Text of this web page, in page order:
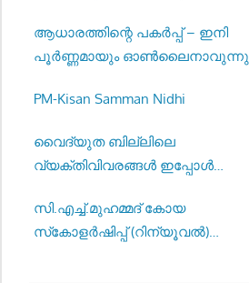
ആധാരത്തിന്റെ പകർപ്പ് – ഇനി
പൂർണ്ണമായും ഓൺലൈനാവുന്നു
PM-Kisan Samman Nidhi
വൈദ്യുത ബില്ലിലെ
വ്യക്തിവിവരങ്ങൾ ഇപ്പോൾ
സി.എച്ച്.മുഹമ്മദ് കോയ
സ്‌കോളർഷിപ്പ് (റിന്യൂവൽ)